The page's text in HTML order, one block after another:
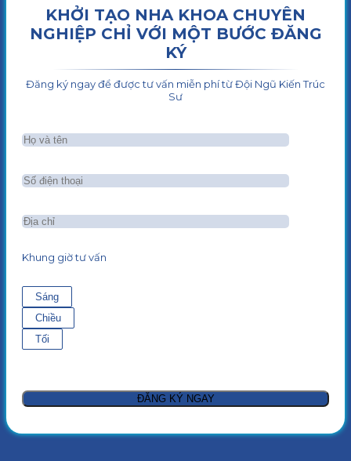
KHỞI TẠO NHA KHOA CHUYÊN
NGHIỆP CHỈ VỚI MỘT BƯỚC ĐĂNG
KÝ
Đăng ký ngay để được tư vấn miễn phí từ Đội Ngũ Kiến Trúc
Sư
Khung giờ tư vấn
Sáng
Chiều
Tối